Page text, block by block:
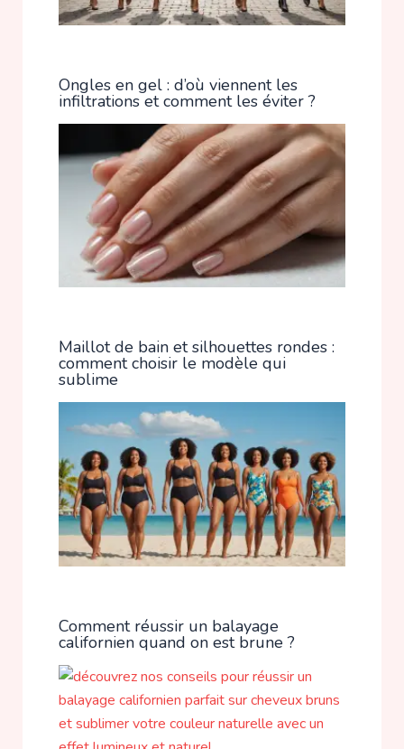
Ongles en gel : d’où viennent les
infiltrations et comment les éviter ?
Maillot de bain et silhouettes rondes :
comment choisir le modèle qui
sublime
Comment réussir un balayage
californien quand on est brune ?